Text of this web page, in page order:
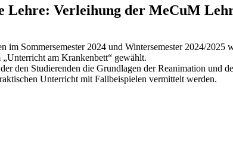
Lehre: Verleihung der MeCuM
im Sommersemester 2024 und Wintersemester 2024/
am Krankenbett“ gewählt.
den Studierenden die Grundlagen der Reanimation und
Unterricht mit Fallbeispielen vermittelt werden.